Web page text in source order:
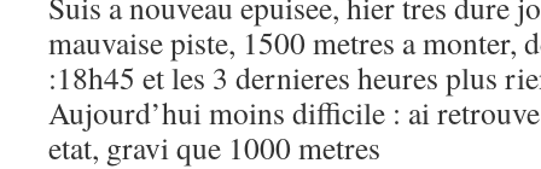
mauvaise piste, 1500 metres a monter,
:18h45 et les 3 dernieres heures plus
Aujourd’hui moins difficile : ai
etat, gravi que 1000 metres